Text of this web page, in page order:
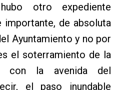
otro expediente
importante, de absoluta
Ayuntamiento y no por
el soterramiento de la
con la avenida del
el paso inundable